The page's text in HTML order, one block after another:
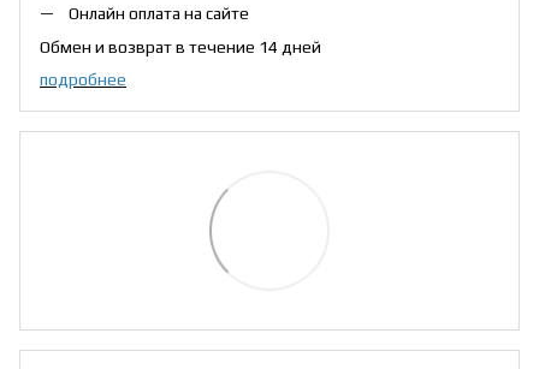
Онлайн оплата на сайте
Обмен и возврат в течение 14 дней
подробнее